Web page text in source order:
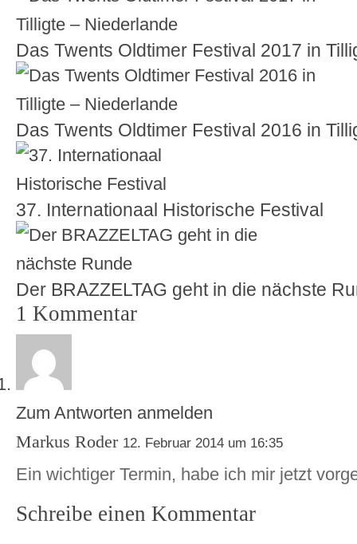
Das Twents Oldtimer Festival 2017 in
Das Twents Oldtimer Festival 2016 in
37. Internationaal Historische Festival
Der BRAZZELTAG geht in die nächste
1 Kommentar
Zum Antworten anmelden
Markus Roder 12. Februar 2014 um 16:35
Ein wichtiger Termin, habe ich mir jetzt
Schreibe einen Kommentar